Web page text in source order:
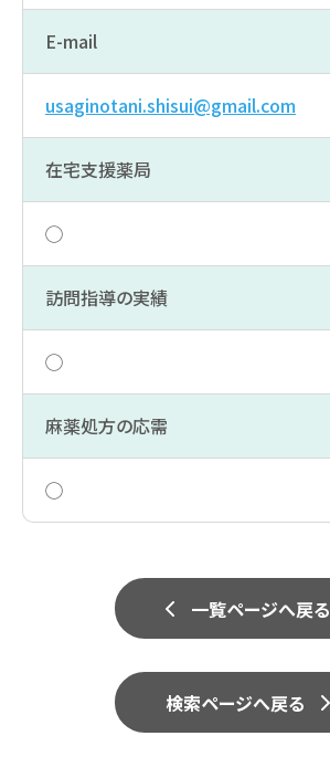
E-mail
usaginotani.shisui@gmail.com
在宅支援薬局
◯
訪問指導の実績
◯
麻薬処方の応需
◯
一覧ページへ戻る
検索ページへ戻る